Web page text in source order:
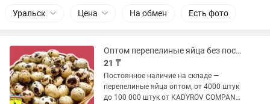
Уральск Цена На обмен Есть фото
Оптом перепелиные яйца без посредников
21 ₸
Постоянное наличие на складе —
перепелиные яйца оптом, от 4000 штук
до 100 000 штук от KADYROV COMPANY.